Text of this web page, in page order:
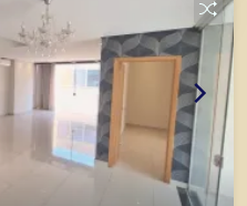
e apartamentos
escolas, além
na Zona Sul.